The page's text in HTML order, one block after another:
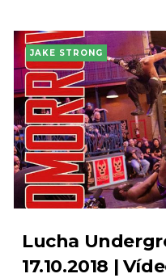
JAKE STRONG
Lucha
17.10.2018 |